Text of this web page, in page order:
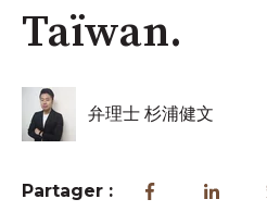
Taïwan.
弁理士 杉浦健文
Partager :